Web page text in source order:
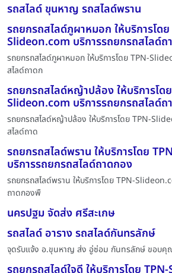
รถสไลด์ ขุนหาญ รถสไลด์พราน
รถยกรถสไลด์ภูผาหมอก ให้บริการโด
Slideon.com บริการรถยกรถสไลด์ถ
รถยกรถสไลด์ภูผาหมอก ให้บริการโดย TPN-
สไลด์ถาดก
รถยกรถสไลด์หญ้าปล้อง ให้บริการโด
Slideon.com บริการรถยกรถสไลด์ถ
รถยกรถสไลด์หญ้าปล้อง ให้บริการโดย TPN-
สไลด์ถาด
รถยกรถสไลด์พราน ให้บริการโดย
บริการรถยกรถสไลด์ถาดกอง
รถยกรถสไลด์พราน ให้บริการโดย TPN-
ถาดกองพื
นครปฐม จัดส่ง ศรีสะเกษ
รถสไลด์ อาราง รถสไลด์กันทรลักษ์
จุดรับแจ้ง อ.ขุนหาญ ส่ง อู่ซ่อม กันทรลักษ์ ขอบคุ
รถยกรถสไลด์ใจดี ให้บริการโดย